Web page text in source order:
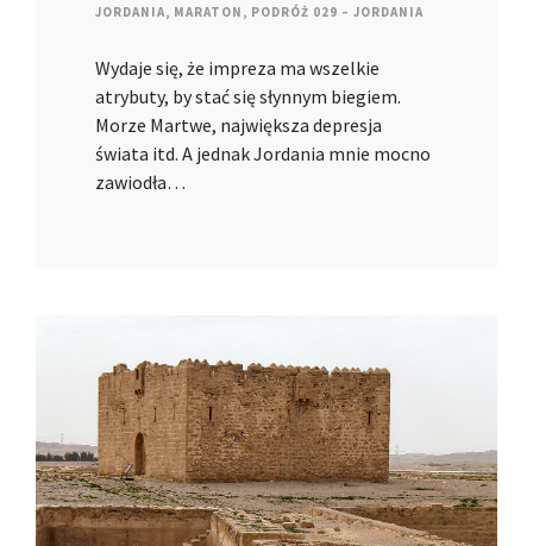
JORDANIA, MARATON , PODRÓŻ 029 – JORDANIA
Wydaje się, że impreza ma wszelkie
atrybuty, by stać się słynnym biegiem.
Morze Martwe, największa depresja
świata itd. A jednak Jordania mnie mocno
zawiodła…